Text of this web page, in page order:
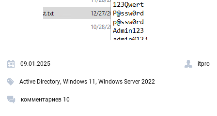
09.01.2025 itpro
Active Directory, Windows 11 , Windows Server 2022
комментариев 10